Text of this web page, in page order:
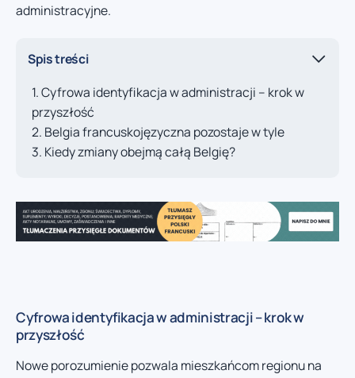
administracyjne.
Spis treści
Cyfrowa identyfikacja w administracji – krok w
przyszłość
Belgia francuskojęzyczna pozostaje w tyle
Kiedy zmiany obejmą całą Belgię?
Cyfrowa identyfikacja w administracji – krok w
przyszłość
Nowe porozumienie pozwala mieszkańcom regionu na